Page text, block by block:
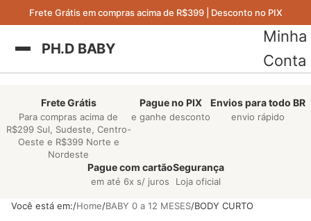
Frete Grátis em compras acima de R$399 | Desconto no PIX
PH.D BABY
Minha
Conta
Frete Grátis
Para compras acima de
R$299 Sul, Sudeste, Centro-
Oeste e R$399 Norte e
Nordeste
Pague no PIX
e ganhe desconto
Envios para todo BR
envio rápido
Pague com cartão
em até 6x s/ juros
Segurança
Loja oficial
Você está em: Home BABY 0 a 12 MESES BODY CURTO